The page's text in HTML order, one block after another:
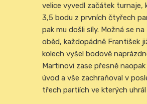
velice vyvedl začátek turnaje,
3,5 bodu z prvních čtyřech
pak mu došli síly. Možná se
oběd, každopádně František
kolech vyšel bodově
Martinovi zase přesně
úvod a vše zachraňoval v
třech partiích ve kterých uhrál